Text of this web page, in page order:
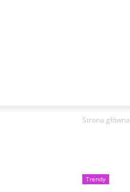
Strona główna
Trendy